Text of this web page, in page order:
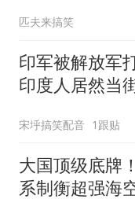
1
匹夫来搞笑
印军被解放军
印度人居然当
宋垀搞笑配音 1跟贴
大国顶级底牌
系制衡超强海